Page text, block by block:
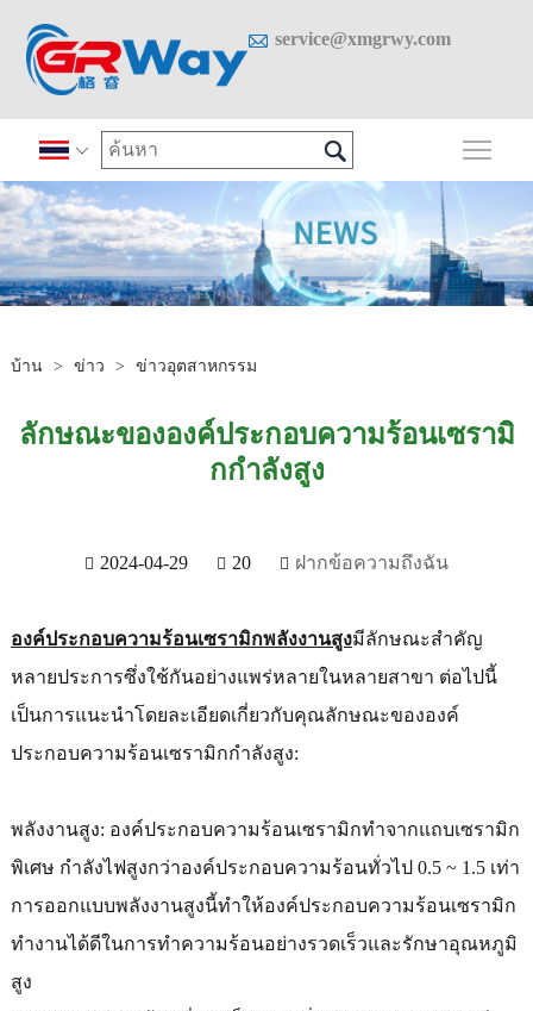
 service@xmgrwy.com
 
บ้าน > ข่าว > ข่าวอุตสาหกรรม
ลักษณะขององค์ประกอบความร้อนเซรามิ
กกำลังสูง
2024-04-29 20 ฝากข้อความถึงฉัน
องค์ประกอบความร้อนเซรามิกพลังงานสูงมีลักษณะสำคัญ
หลายประการซึ่งใช้กันอย่างแพร่หลายในหลายสาขา ต่อไปนี้
เป็นการแนะนำโดยละเอียดเกี่ยวกับคุณลักษณะขององค์
ประกอบความร้อนเซรามิกกำลังสูง:
พลังงานสูง: องค์ประกอบความร้อนเซรามิกทำจากแถบเซรามิก
พิเศษ กำลังไฟสูงกว่าองค์ประกอบความร้อนทั่วไป 0.5 ~ 1.5 เท่า
การออกแบบพลังงานสูงนี้ทำให้องค์ประกอบความร้อนเซรามิก
ทำงานได้ดีในการทำความร้อนอย่างรวดเร็วและรักษาอุณหภูมิ
สูง